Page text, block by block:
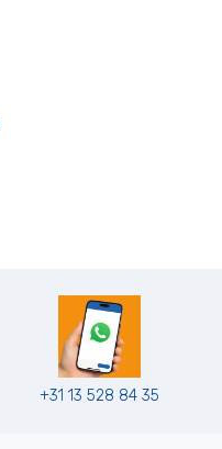
+31 13 528 84 35